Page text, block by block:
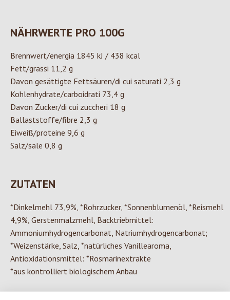
NÄHRWERTE PRO 100G
Brennwert/energia 1845 kJ / 438 kcal
Fett/grassi 11,2 g
Davon gesättigte Fettsäuren/di cui saturati 2,3 g
Kohlenhydrate/carboidrati 73,4 g
Davon Zucker/di cui zuccheri 18 g
Ballaststoffe/fibre 2,3 g
Eiweiß/proteine 9,6 g
Salz/sale 0,8 g
ZUTATEN
*Dinkelmehl 73,9%, *Rohrzucker, *Sonnenblumenöl, *Reismehl
4,9%, Gerstenmalzmehl, Backtriebmittel:
Ammoniumhydrogencarbonat, Natriumhydrogencarbonat;
*Weizenstärke, Salz, *natürliches Vanillearoma,
Antioxidationsmittel: *Rosmarinextrakte
*aus kontrolliert biologischem Anbau